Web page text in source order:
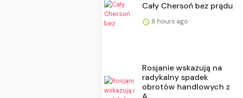
Cały Chersoń bez prądu
6 hours ago
Rosjanie wskazują na
radykalny spadek
obrotów handlowych z